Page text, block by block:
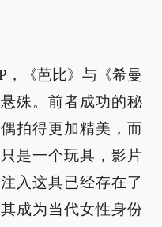
，《芭比》与《希曼
殊。前者成功的秘
拍得更加精美，而
是一个玩具，影片
入这具已经存在了
成为当代女性身份